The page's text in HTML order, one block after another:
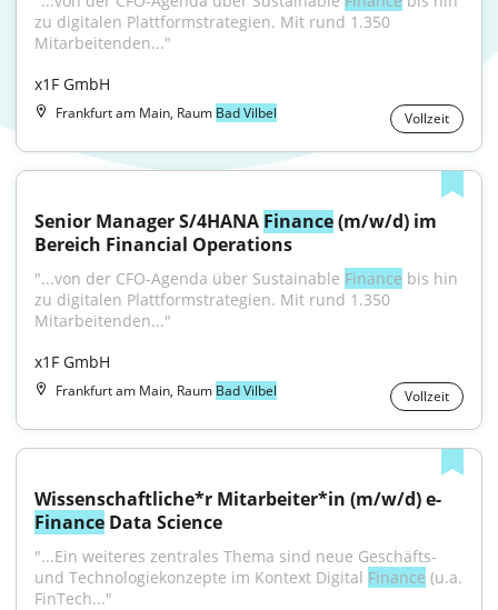
zu digitalen Plattformstrategien. Mit rund 1.350
Mitarbeitenden..."
x1F GmbH
Frankfurt am Main, Raum Bad Vilbel Vollzeit
Senior Manager S/4HANA Finance (m/w/d) im
Bereich Financial Operations
"...von der CFO-Agenda über Sustainable Finance bis hin
zu digitalen Plattformstrategien. Mit rund 1.350
Mitarbeitenden..."
x1F GmbH
Frankfurt am Main, Raum Bad Vilbel Vollzeit
Wissenschaftliche*r Mitarbeiter*in (m/w/d) e-
Finance Data Science
"...Ein weiteres zentrales Thema sind neue Geschäfts-
und Technologiekonzepte im Kontext Digital Finance (u.a.
FinTech..."